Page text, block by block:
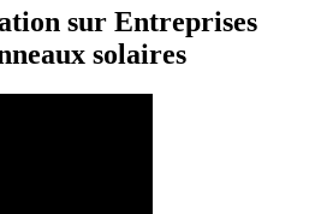
sur Entreprises
solaires